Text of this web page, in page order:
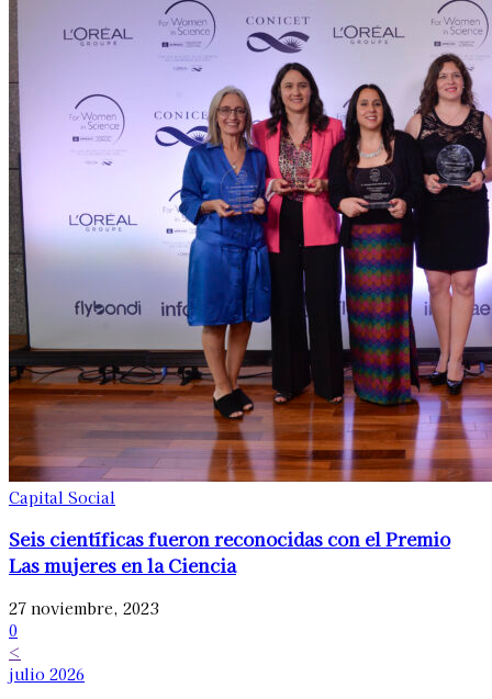
Capital Social
Seis científicas fueron reconocidas con el Premio
Las mujeres en la Ciencia
27 noviembre, 2023
0
<
julio 2026